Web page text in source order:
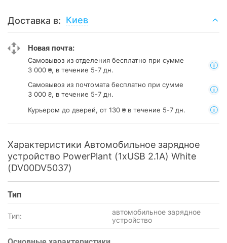
Доставка в: Киев
Новая почта:
Самовывоз из отделения бесплатно при сумме
3 000 ₴, в течение 5-7 дн.
Самовывоз из почтомата бесплатно при сумме
3 000 ₴, в течение 5-7 дн.
Курьером до дверей, от 130 ₴ в течение 5-7 дн.
Характеристики Автомобильное зарядное
устройство PowerPlant (1xUSB 2.1A) White
(DV00DV5037)
Тип
Тип:
автомобильное зарядное
устройство